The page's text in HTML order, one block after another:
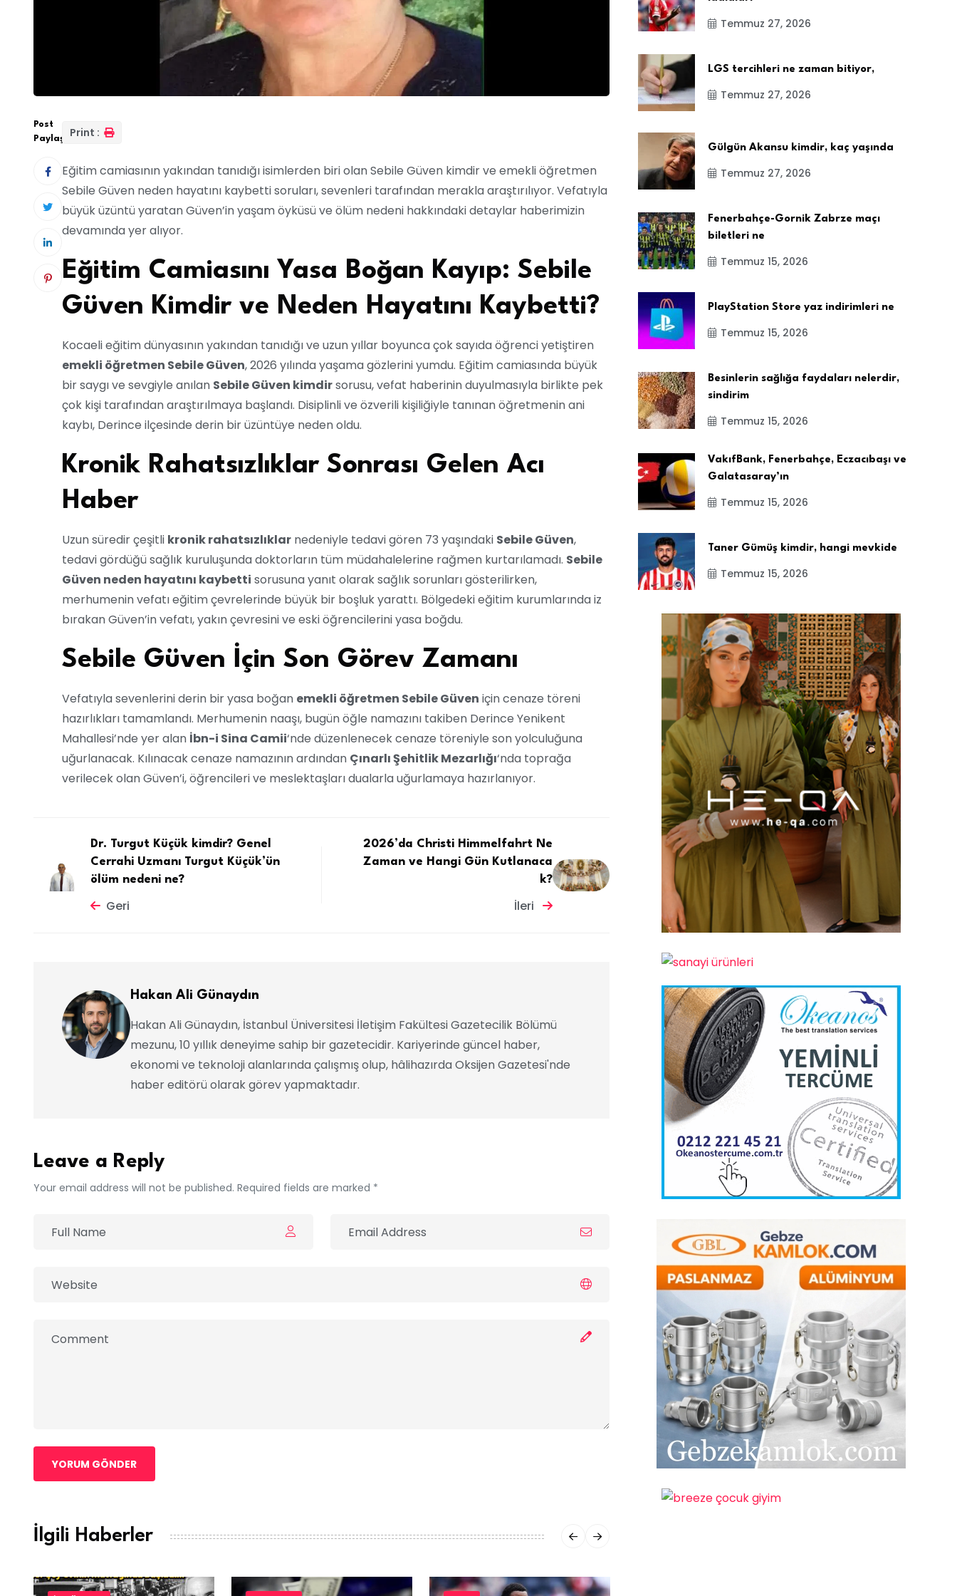
Post
Paylaş:
Print :
Eğitim camiasının yakından tanıdığı isimlerden biri olan Sebile Güven kimdir ve emekli öğretmen
Sebile Güven neden hayatını kaybetti soruları, sevenleri tarafından merakla araştırılıyor. Vefatıyla
büyük üzüntü yaratan Güven’in yaşam öyküsü ve ölüm nedeni hakkındaki detaylar haberimizin
devamında yer alıyor.
Eğitim Camiasını Yasa Boğan Kayıp: Sebile
Güven Kimdir ve Neden Hayatını Kaybetti?
Kocaeli eğitim dünyasının yakından tanıdığı ve uzun yıllar boyunca çok sayıda öğrenci yetiştiren
emekli öğretmen Sebile Güven, 2026 yılında yaşama gözlerini yumdu. Eğitim camiasında büyük
bir saygı ve sevgiyle anılan Sebile Güven kimdirsorusu, vefat haberinin duyulmasıyla birlikte pek
çok kişi tarafından araştırılmaya başlandı. Disiplinli ve özverili kişiliğiyle tanınan öğretmenin ani
kaybı, Derince ilçesinde derin bir üzüntüye neden oldu.
Kronik Rahatsızlıklar Sonrası Gelen Acı
Haber
Uzun süredir çeşitli kronik rahatsızlıklar nedeniyle tedavi gören 73 yaşındaki Sebile Güven,
tedavi gördüğü sağlık kuruluşunda doktorların tüm müdahalelerine rağmen kurtarılamadı. Sebile
Güven neden hayatını kaybetti sorusuna yanıt olarak sağlık sorunları gösterilirken,
merhumenin vefatı eğitim çevrelerinde büyük bir boşluk yarattı. Bölgedeki eğitim kurumlarında iz
bırakan Güven’in vefatı, yakın çevresini ve eski öğrencilerini yasa boğdu.
Sebile Güven İçin Son Görev Zamanı
Vefatıyla sevenlerini derin bir yasa boğan emekli öğretmen Sebile Güven için cenaze töreni
hazırlıkları tamamlandı. Merhumenin naaşı, bugün öğle namazını takiben Derince Yenikent
Mahallesi’nde yer alan İbn-i Sina Camii‘nde düzenlenecek cenaze töreniyle son yolculuğuna
uğurlanacak. Kılınacak cenaze namazının ardından Çınarlı Şehitlik Mezarlığı‘nda toprağa
verilecek olan Güven’i, öğrencileri ve meslektaşları dualarla uğurlamaya hazırlanıyor.
Dr. Turgut Küçük kimdir? Genel
Cerrahi Uzmanı Turgut Küçük’ün
ölüm nedeni ne?
Geri
2026’da Christi Himmelfahrt Ne
Zaman ve Hangi Gün Kutlanaca
k?
İleri
Hakan Ali Günaydın
Hakan Ali Günaydın, İstanbul Üniversitesi İletişim Fakültesi Gazetecilik Bölümü
mezunu, 10 yıllık deneyime sahip bir gazetecidir. Kariyerinde güncel haber,
ekonomi ve teknoloji alanlarında çalışmış olup, hâlihazırda Oksijen Gazetesi'nde
haber editörü olarak görev yapmaktadır.
Leave a Reply
Your email address will not be published. Required fields are marked *
YORUM GÖNDER
İlgili Haberler
Temmuz 27, 2026
LGS tercihleri ne zaman bitiyor,
Temmuz 27, 2026
Gülgün Akansu kimdir, kaç yaşında
Temmuz 27, 2026
Fenerbahçe-Gornik Zabrze maçı
biletleri ne
Temmuz 15, 2026
PlayStation Store yaz indirimleri ne
Temmuz 15, 2026
Besinlerin sağlığa faydaları nelerdir,
sindirim
Temmuz 15, 2026
VakıfBank, Fenerbahçe, Eczacıbaşı ve
Galatasaray’ın
Temmuz 15, 2026
Taner Gümüş kimdir, hangi mevkide
Temmuz 15, 2026